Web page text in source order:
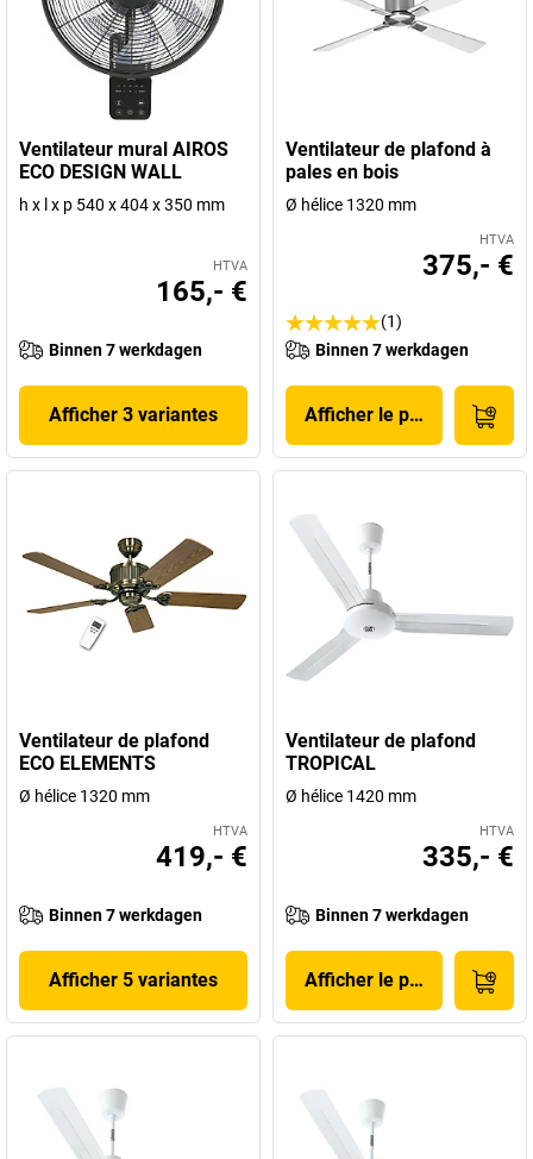
Ventilateur mural AIROS
ECO DESIGN WALL
h x l x p 540 x 404 x 350 mm
HTVA
165,- €
Binnen 7 werkdagen
Afficher 3 variantes
Ventilateur de plafond à
pales en bois
Ø hélice 1320 mm
HTVA
375,- €
(1)
Binnen 7 werkdagen
Afficher le produit
Ventilateur de plafond
ECO ELEMENTS
Ø hélice 1320 mm
HTVA
419,- €
Binnen 7 werkdagen
Afficher 5 variantes
Ventilateur de plafond
TROPICAL
Ø hélice 1420 mm
HTVA
335,- €
Binnen 7 werkdagen
Afficher le produit